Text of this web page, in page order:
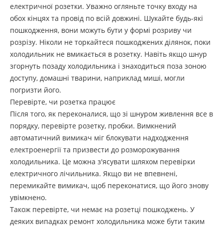
електричної розетки. Уважно огляньте точку входу на
обох кінцях та провід по всій довжині. Шукайте будь-які
пошкодження, вони можуть бути у формі розриву чи
розрізу. Ніколи не торкайтеся пошкоджених ділянок, поки
холодильник не вмикається в розетку. Навіть якщо шнур
згорнуть позаду холодильника і знаходиться поза зоною
доступу, домашні тварини, наприклад миші, могли
погризти його.
Перевірте, чи розетка працює
Після того, як переконалися, що зі шнуром живлення все в
порядку, перевірте розетку, пробки. Вимкнений
автоматичний вимикач міг блокувати надходження
електроенергії та призвести до розморожування
холодильника. Це можна з'ясувати шляхом перевірки
електричного лічильника. Якщо ви не впевнені,
перемикайте вимикач, щоб переконатися, що його знову
увімкнено.
Також перевірте, чи немає на розетці пошкоджень. У
деяких випадках ремонт холодильника може бути таким